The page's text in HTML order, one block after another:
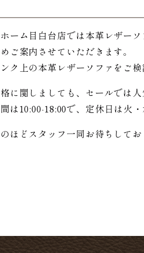
ーム目白台店では本革レザー
ご案内させていただきます。
ク上の本革レザーソファをご
に関しましても、セールでは
は10:00-18:00で、定休日は火・
ほどスタッフ一同お待ちしてお